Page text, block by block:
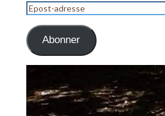
Epost-
adresse
Abonner